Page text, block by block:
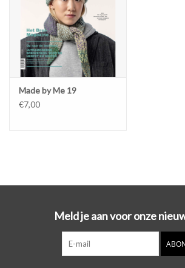
- Voor een maat 40 heb je ongeveer 6 bollen
Made by Me 19
€7,00
Meld je aan voor onze